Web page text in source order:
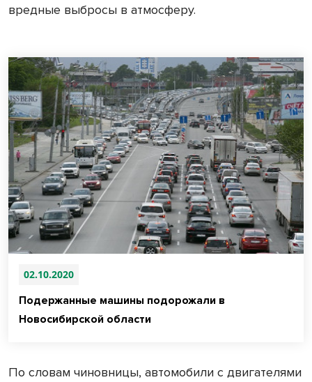
вредные выбросы в атмосферу.
02.10.2020
Подержанные машины подорожали в
Новосибирской области
По словам чиновницы, автомобили с двигателями